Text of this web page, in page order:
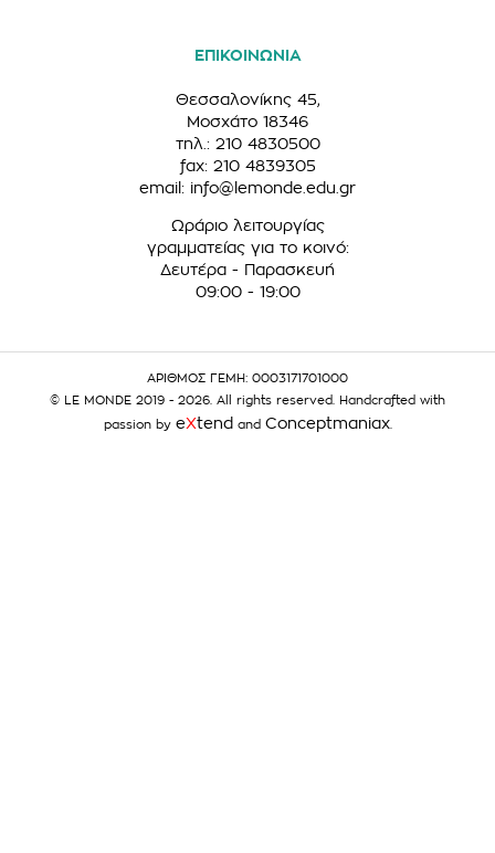
ΕΠΙΚΟΙΝΩΝΙΑ
Θεσσαλονίκης 45,
Μοσχάτο 18346
τηλ.: 210 4830500
fax: 210 4839305
email: info@lemonde.edu.gr
Ωράριο λειτουργίας
γραμματείας για το κοινό:
Δευτέρα - Παρασκευή
09:00 - 19:00
ΑΡΙΘΜΟΣ ΓΕΜΗ: 0003171701000
© LE MONDE 2019 - 2026. All rights reserved. Handcrafted with
passion by eXtend and Conceptmaniax.